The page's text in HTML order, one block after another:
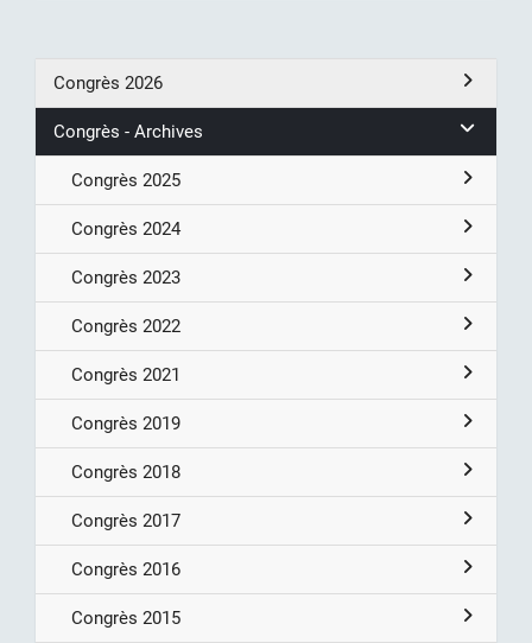
Congrès 2026
Congrès - Archives
Congrès 2025
Congrès 2024
Congrès 2023
Congrès 2022
Congrès 2021
Congrès 2019
Congrès 2018
Congrès 2017
Congrès 2016
Congrès 2015